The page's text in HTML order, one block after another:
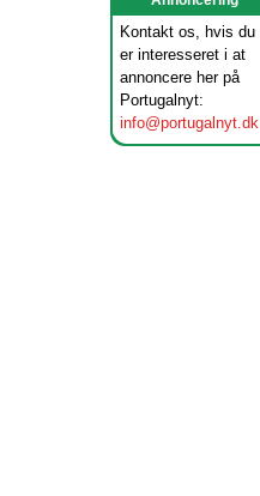
Kontakt os, hvis du
er interesseret i at
annoncere her på
Portugalnyt:
info@portugalnyt.dk